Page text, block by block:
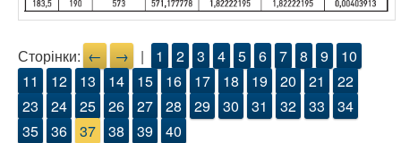
Сторінки: ← → | 1 2 3 4 5 6 7 8 9
10
11
12 13 14 15 16 17 18 19 20 21
22
23
24 25 26 27 28 29 30 31 32 33
34
35
36 37 38 39 40